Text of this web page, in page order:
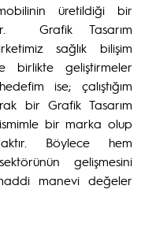
üretildiği bir
Grafik Tasarım
sağlık bilişim
birlikte geliştirmeler
ise; çalıştığım
bir Grafik Tasarım
bir marka olup
Böylece hem
gelişmesini
manevi değeler